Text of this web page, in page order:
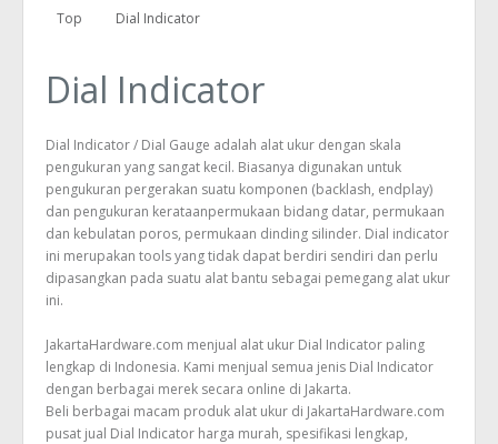
Top Dial Indicator
Dial Indicator
Dial Indicator / Dial Gauge adalah alat ukur dengan skala
pengukuran yang sangat kecil. Biasanya digunakan untuk
pengukuran pergerakan suatu komponen (backlash, endplay)
dan pengukuran kerataanpermukaan bidang datar, permukaan
dan kebulatan poros, permukaan dinding silinder. Dial indicator
ini merupakan tools yang tidak dapat berdiri sendiri dan perlu
dipasangkan pada suatu alat bantu sebagai pemegang alat ukur
ini.
JakartaHardware.com menjual alat ukur Dial Indicator paling
lengkap di Indonesia. Kami menjual semua jenis Dial Indicator
dengan berbagai merek secara online di Jakarta.
Beli berbagai macam produk alat ukur di JakartaHardware.com
pusat jual Dial Indicator harga murah, spesifikasi lengkap,